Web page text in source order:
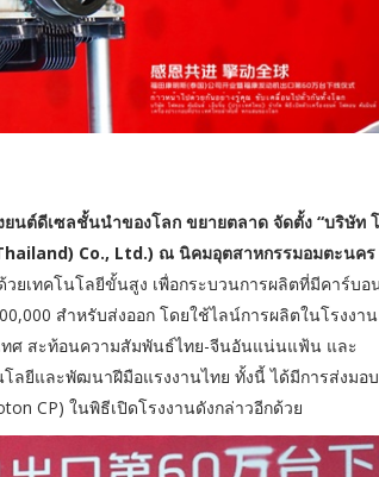
นต์ดีเซลชั้นนำของโลก ขยายตลาด จัดตั้ง “บริษัท
Co., Ltd.) ณ นิคมอุตสาหกรรมอมตะนคร
วยเทคโนโลยีขั้นสูง เพื่อกระบวนการผลิตที่มีคาร์บอ
สำหรับส่งออก โดยใช้ไลน์การผลิตในโรงงาน
ทศ สะท้อนความสัมพันธ์ไทย-จีนอันแน่นแฟ้น และ
ลยีและพัฒนาฝีมือแรงงานไทย ทั้งนี้ ได้มีการส่งมอบ
CP) ในพิธีเปิดโรงงานดังกล่าวอีกด้วย